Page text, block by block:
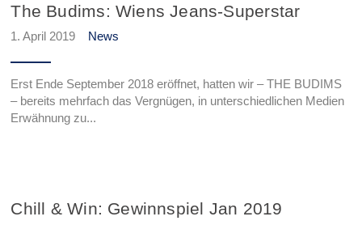
The Budims: Wiens Jeans-Superstar
1. April 2019 News
Erst Ende September 2018 eröffnet, hatten wir – THE BUDIMS
– bereits mehrfach das Vergnügen, in unterschiedlichen Medien
Erwähnung zu...
Chill & Win: Gewinnspiel Jan 2019